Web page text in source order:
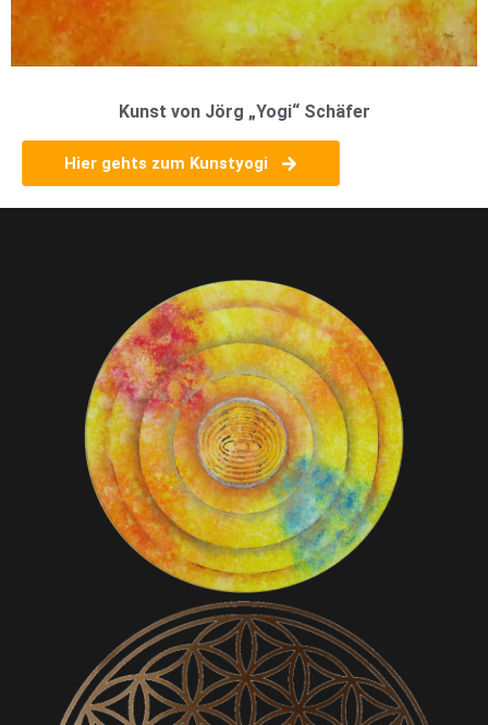
Kunst von Jörg „Yogi“ Schäfer
Hier gehts zum Kunstyogi